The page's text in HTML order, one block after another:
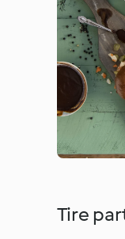
Tire